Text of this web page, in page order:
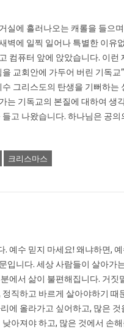
실에 흘러나오는 캐롤을 들으
벽에 일찍 일어나 특별한 이유
컴퓨터 앞에 앉았습니다. 이런
교회안에 가두어 버린 기독교
그리스도의 탄생을 기뻐하는
는 기독교의 본질에 대하여 생
고 나왔습니다. 하나님은 공의
크리스마스
. 예수 믿지 마세요! 왜냐하면,
입니다. 세상 사람들이 살아가
에서 삶이 불편해집니다. 거짓
직하고 바르게 살아야하기 때
에 올라가고 싶어하고, 많은 것
아져야 하고, 많은 것에서 손해